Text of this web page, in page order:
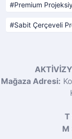
Premium
Sabit Çerçeveli
Mağaza Adresi:
T
M